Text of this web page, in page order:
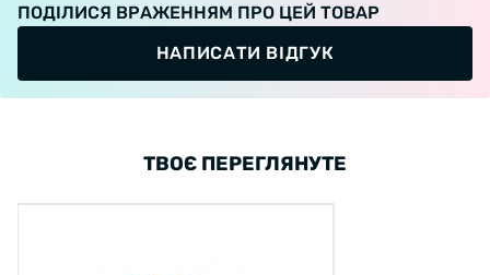
ПОДІЛИСЯ ВРАЖЕННЯМ ПРО ЦЕЙ ТОВАР
НАПИСАТИ ВІДГУК
ТВОЄ ПЕРЕГЛЯНУТЕ